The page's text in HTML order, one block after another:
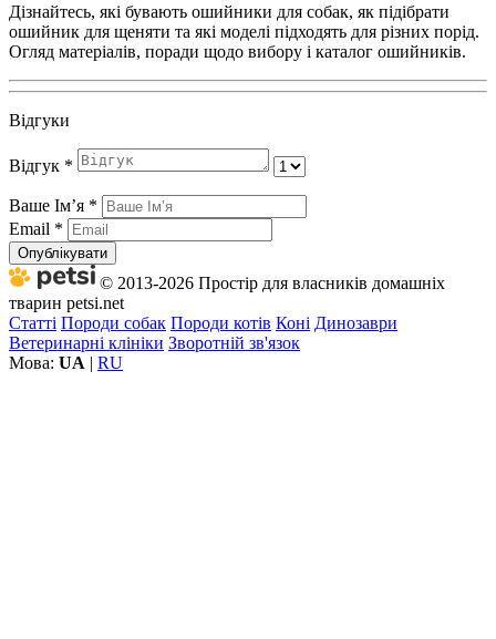
Дізнайтесь, які бувають ошийники для собак, як підібрати
ошийник для щеняти та які моделі підходять для різних порід.
Огляд матеріалів, поради щодо вибору і каталог ошийників.
Відгуки
Відгук *
Ваше Імʼя *
Email *
Опублікувати
© 2013-2026 Простір для власників домашніх
тварин petsi.net
Статті Породи собак Породи котів Коні Динозаври
Ветеринарні клініки Зворотній зв'язок
Мова: UA | RU